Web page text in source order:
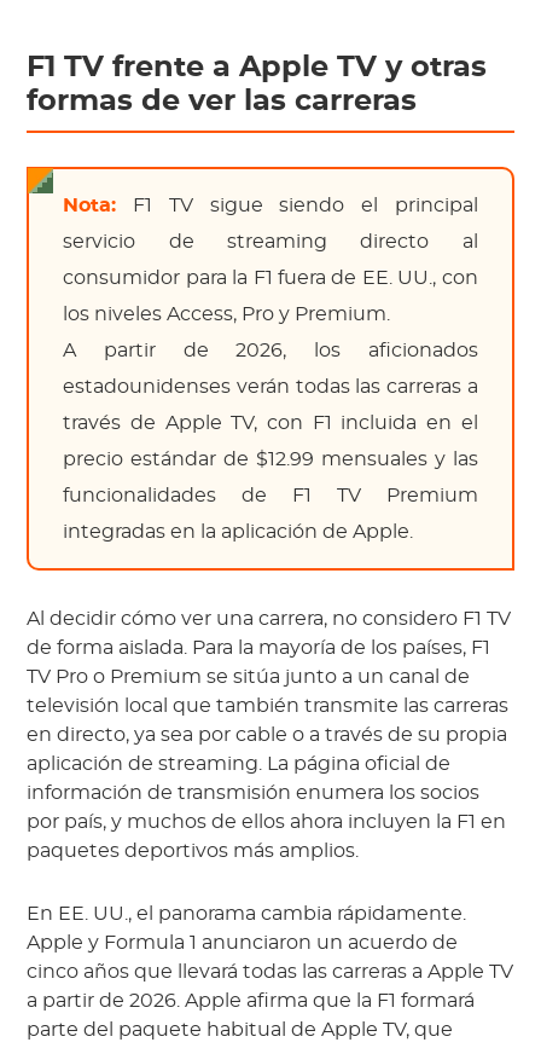
F1 TV frente a Apple TV y otras
formas de ver las carreras
Nota: F1 TV sigue siendo el principal
servicio de streaming directo al
consumidor para la F1 fuera de EE. UU., con
los niveles Access, Pro y Premium.
A partir de 2026, los aficionados
estadounidenses verán todas las carreras a
través de Apple TV, con F1 incluida en el
precio estándar de $12.99 mensuales y las
funcionalidades de F1 TV Premium
integradas en la aplicación de Apple.
Al decidir cómo ver una carrera, no considero F1 TV
de forma aislada. Para la mayoría de los países, F1
TV Pro o Premium se sitúa junto a un canal de
televisión local que también transmite las carreras
en directo, ya sea por cable o a través de su propia
aplicación de streaming. La página oficial de
información de transmisión enumera los socios
por país, y muchos de ellos ahora incluyen la F1 en
paquetes deportivos más amplios.
En EE. UU., el panorama cambia rápidamente.
Apple y Formula 1 anunciaron un acuerdo de
cinco años que llevará todas las carreras a Apple TV
a partir de 2026. Apple afirma que la F1 formará
parte del paquete habitual de Apple TV, que